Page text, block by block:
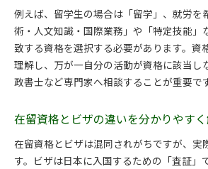
例えば、留学生の場合は「留学」、就労を
術・人文知識・国際業務」や「特定技能」
致する資格を選択する必要があります。資
理解し、万が一自分の活動が資格に該当し
政書士など専門家へ相談することが重要です
在留資格とビザの違いを分かりやす
在留資格とビザは混同されがちですが、実
す。ビザは日本に入国するための「査証」